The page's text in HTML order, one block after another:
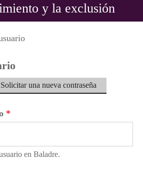
y la exclusión
usted aquí
Solicitar una nueva contraseña
*
en Baladre.